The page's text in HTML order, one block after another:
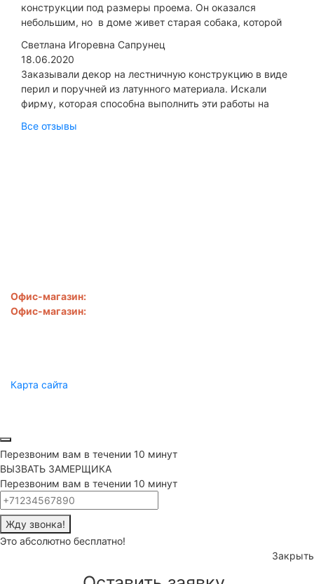
конструкции под размеры проема. Он оказался
небольшим, но в доме живет старая собака, которой
Светлана Игоревна Сапрунец
18.06.2020
Заказывали декор на лестничную конструкцию в виде
перил и поручней из латунного материала. Искали
фирму, которая способна выполнить эти работы на
длительную эксплуатацию...
Все отзывы
Офис-магазин:
Офис-магазин:
Карта сайта
Перезвоним вам в течении 10 минут
ВЫЗВАТЬ ЗАМЕРЩИКА
Перезвоним вам в течении 10 минут
Жду звонка!
Это абсолютно бесплатно!
Закрыть